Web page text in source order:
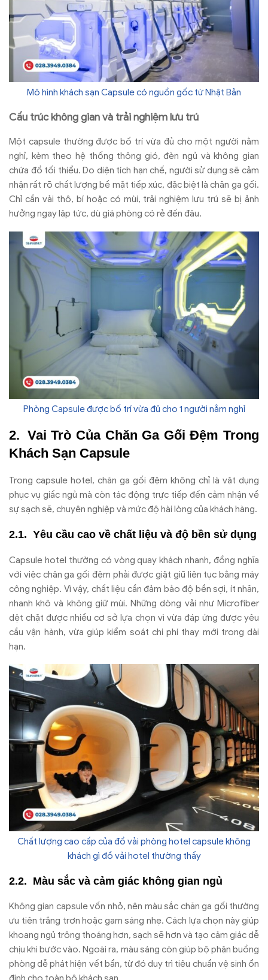
Mô hình khách sạn Capsule có nguồn gốc từ Nhật Bản
Cấu trúc không gian và trải nghiệm lưu trú
Một capsule thường được bố trí vừa đủ cho một người nằm
nghỉ, kèm theo hệ thống thông gió, đèn ngủ và không gian
chứa đồ tối thiểu. Do diện tích hạn chế, người sử dụng sẽ cảm
nhận rất rõ chất lượng bề mặt tiếp xúc, đặc biệt là chăn ga gối.
Chỉ cần vải thô, bí hoặc có mùi, trải nghiệm lưu trú sẽ bị ảnh
hưởng ngay lập tức, dù giá phòng có rẻ đến đâu.
Phòng Capsule được bố trí vừa đủ cho 1 người nằm nghỉ
Vai Trò Của Chăn Ga Gối Đệm Trong
Khách Sạn Capsule
Trong capsule hotel, chăn ga gối đệm không chỉ là vật dụng
phục vụ giấc ngủ mà còn tác động trực tiếp đến cảm nhận về
sự sạch sẽ, chuyên nghiệp và mức độ hài lòng của khách hàng.
Yêu cầu cao về chất liệu và độ bền sử dụng
Capsule hotel thường có vòng quay khách nhanh, đồng nghĩa
với việc chăn ga gối đệm phải được giặt giũ liên tục bằng máy
công nghiệp. Vì vậy, chất liệu cần đảm bảo độ bền sợi, ít nhăn,
nhanh khô và không giữ mùi. Những dòng vải như Microfiber
dệt chặt được nhiều cơ sở lựa chọn vì vừa đáp ứng được yêu
cầu vận hành, vừa giúp kiểm soát chi phí thay mới trong dài
hạn.
Chất lượng cao cấp của đồ vải phòng hotel capsule không
khách gì đồ vải hotel thường thấy
Màu sắc và cảm giác không gian ngủ
Không gian capsule vốn nhỏ, nên màu sắc chăn ga gối thường
ưu tiên trắng trơn hoặc gam sáng nhẹ. Cách lựa chọn này giúp
khoang ngủ trông thoáng hơn, sạch sẽ hơn và tạo cảm giác dễ
chịu khi bước vào. Ngoài ra, màu sáng còn giúp bộ phận buồng
phòng dễ phát hiện vết bẩn, từ đó duy trì tiêu chuẩn vệ sinh ổn